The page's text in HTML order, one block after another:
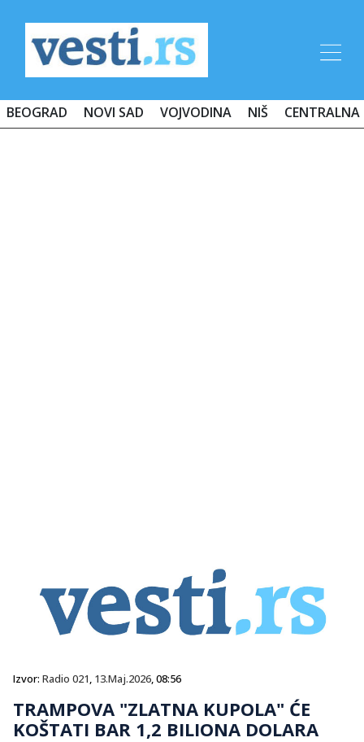
BEOGRAD NOVI SAD VOJVODINA NIŠ CENTRALNA
Izvor: Radio 021, 13.Maj.2026, 08:56
TRAMPOVA "ZLATNA KUPOLA" ĆE
KOŠTATI BAR 1,2 BILIONA DOLARA